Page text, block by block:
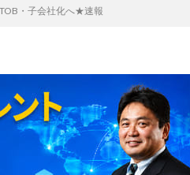
・子会社化へ★速報